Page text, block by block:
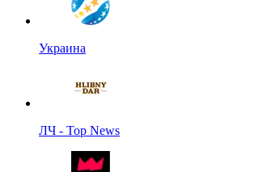
Украина
ЛЧ - Top News